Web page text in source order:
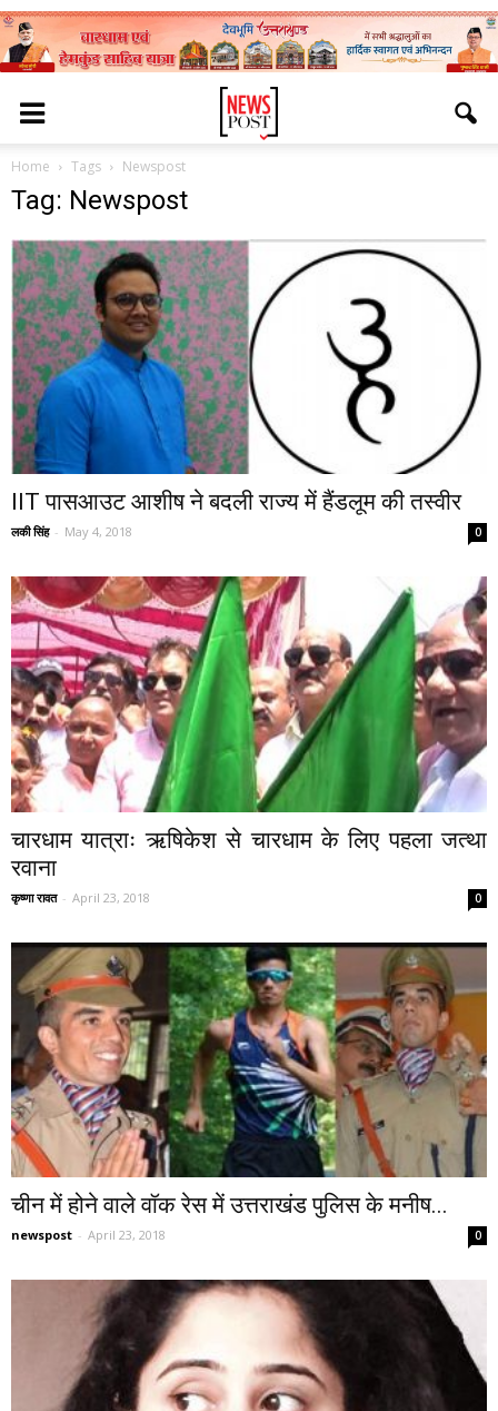
Home Tags Newspost
Tag: Newspost
IIT पासआउट आशीष ने बदली राज्य में हैंडलूम की तस्वीर
लकी सिंह - May 4, 2018 0
चारधाम यात्राः ऋषिकेश से चारधाम के लिए पहला जत्था
रवाना
कृष्णा रावत - April 23, 2018 0
चीन में होने वाले वॉक रेस में उत्तराखंड पुलिस के मनीष...
newspost - April 23, 2018 0